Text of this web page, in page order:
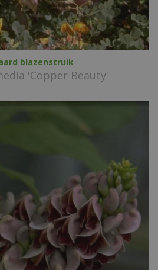
blazenstruik
'Copper Beauty'